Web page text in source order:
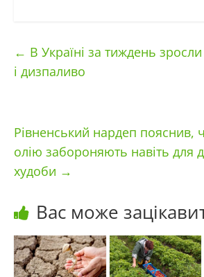
← В Україні за тиждень
і дизпаливо
Рівненський нардеп пояснив,
олію забороняють навіть для
худоби →
Вас може